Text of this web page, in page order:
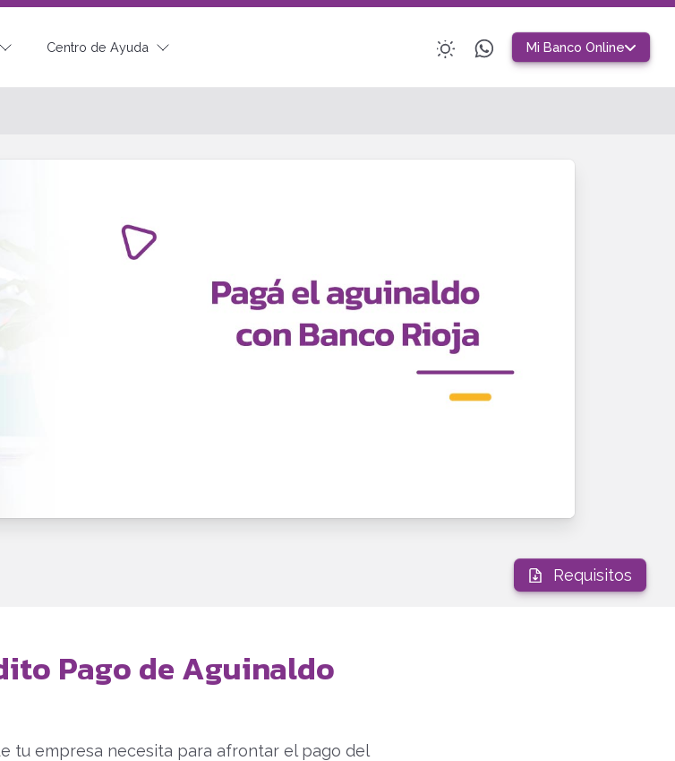
Centro de Ayuda
Claro
Mi Banco Online
Home Banking Personas
Requisitos
Pago de Aguinaldo
tu empresa necesita para afrontar el pago del